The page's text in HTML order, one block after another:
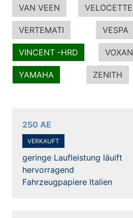
VAN VEEN VELOCETTE
VERTEMATI VESPA
VINCENT -HRD VOXAN
YAMAHA ZENITH
250 AE
VERKAUFT
geringe Laufleistung läuift
hervorragend
Fahrzeugpapiere Italien